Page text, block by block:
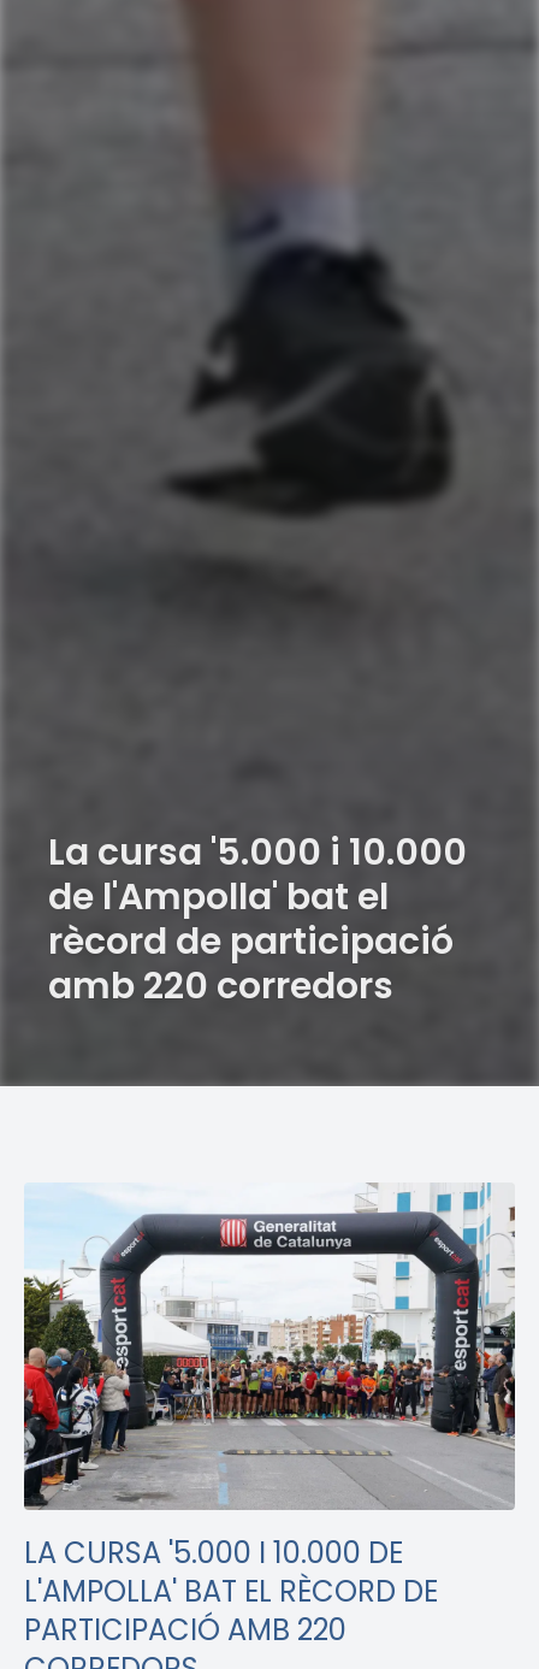
La cursa '5.000 i 10.000
de l'Ampolla' bat el
rècord de participació
amb 220 corredors
LA CURSA '5.000 I 10.000 DE
L'AMPOLLA' BAT EL RÈCORD DE
PARTICIPACIÓ AMB 220